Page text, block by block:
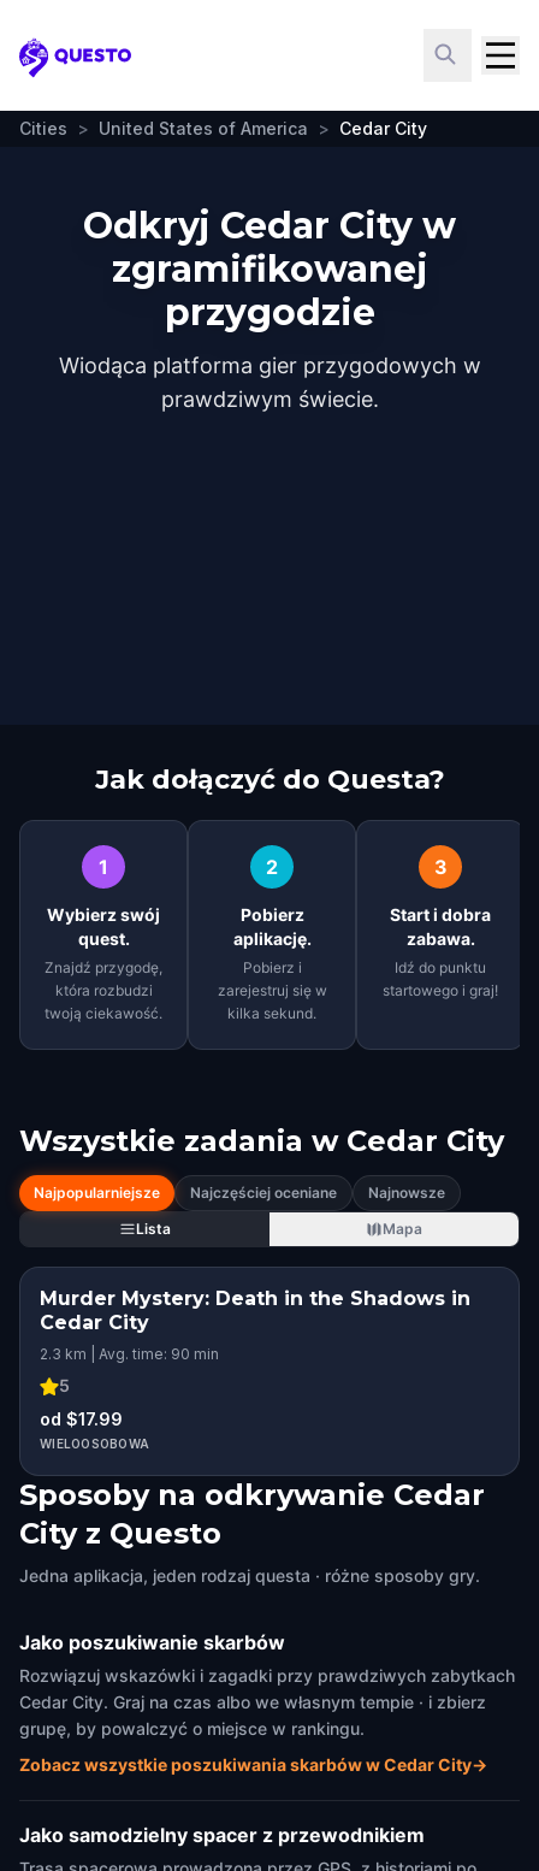
Questo
Cities > United States of America > Cedar City
Odkryj Cedar City w
zgramifikowanej
przygodzie
Wiodąca platforma gier przygodowych w
prawdziwym świecie.
Jak dołączyć do Questa?
1
Wybierz swój
quest.
Znajdź przygodę,
która rozbudzi
twoją ciekawość.
2
Pobierz
aplikację.
Pobierz i
zarejestruj się w
kilka sekund.
3
Start i dobra
zabawa.
Idź do punktu
startowego i graj!
Wszystkie zadania w Cedar City
Najpopularniejsze Najczęściej oceniane
Najnowsze
Lista
Mapa
Murder Mystery: Death in the Shadows in
Cedar City
2.3 km | Avg. time: 90 min
5
od $17.99
WIELOOSOBOWA
Sposoby na odkrywanie Cedar
City z Questo
Jedna aplikacja, jeden rodzaj questa · różne sposoby gry.
Jako poszukiwanie skarbów
Rozwiązuj wskazówki i zagadki przy prawdziwych zabytkach
Cedar City. Graj na czas albo we własnym tempie · i zbierz
grupę, by powalczyć o miejsce w rankingu.
Zobacz wszystkie poszukiwania skarbów w Cedar City→
Jako samodzielny spacer z przewodnikiem